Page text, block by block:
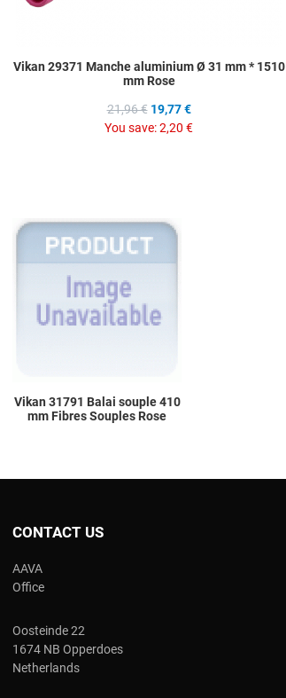
Vikan 29371 Manche aluminium Ø 31 mm * 1510
mm Rose
21,96 € 19,77 €
You save:2,20 €
Vikan 31791 Balai souple 410
mm Fibres Souples Rose
CONTACT US
AAVA
Office
Oosteinde 22
1674 NB Opperdoes
Netherlands